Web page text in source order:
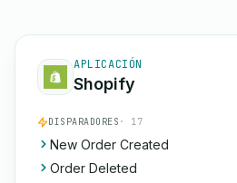
APLICACIÓN
Shopify
DISPARADORES · 17
New Order Created
Order Deleted